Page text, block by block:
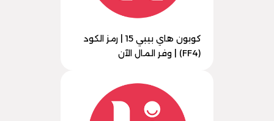
كوبون هاي بيبي 15 | رمز الكود
(FF4) | وفر المال الآن